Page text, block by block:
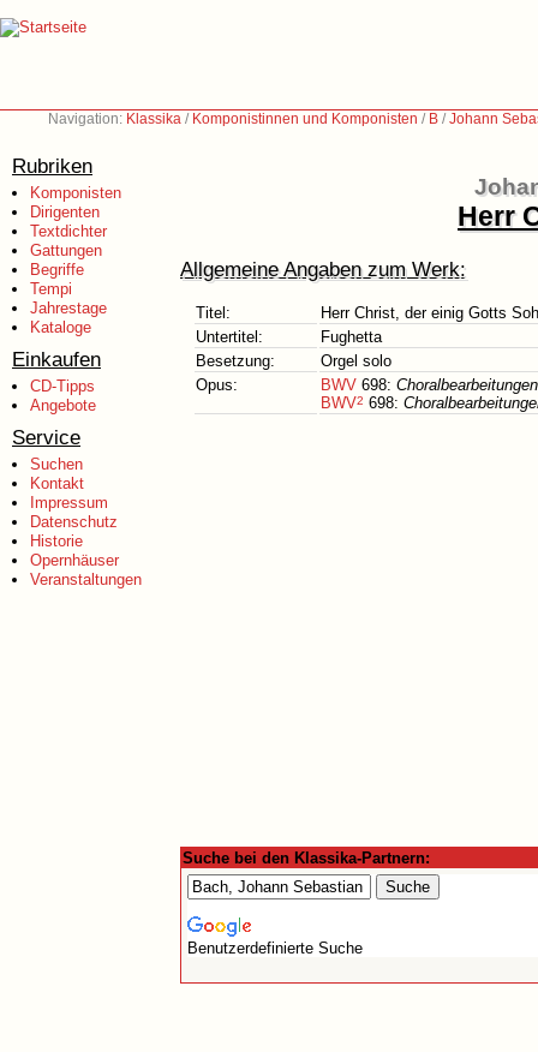
Navigation: Klassika / Komponistinnen und Komponisten / B /Johann
Rubriken
Komponisten
Dirigenten
Textdichter
Gattungen
Begriffe
Tempi
Jahrestage
Kataloge
Einkaufen
CD-Tipps
Angebote
Service
Suchen
Kontakt
Impressum
Datenschutz
Historie
Opernhäuser
Veranstaltungen
Herr
Allgemeine Angaben zum Werk:
Titel:
Herr Christ, der einig Gotts
Untertitel:
Fughetta
Besetzung:
Orgel solo
Opus:
BWV 698:
BWV2 698:
Suche bei den Klassika-Partnern:
Benutzerdefinierte Suche